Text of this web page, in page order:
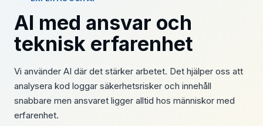
AI med ansvar och
teknisk erfarenhet
Vi använder AI där det stärker arbetet. Det hjälper oss att
analysera kod loggar säkerhetsrisker och innehåll
snabbare men ansvaret ligger alltid hos människor med
erfarenhet.